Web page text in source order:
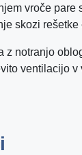
vroče pare
skozi rešetke
z notranjo
ventilacijo